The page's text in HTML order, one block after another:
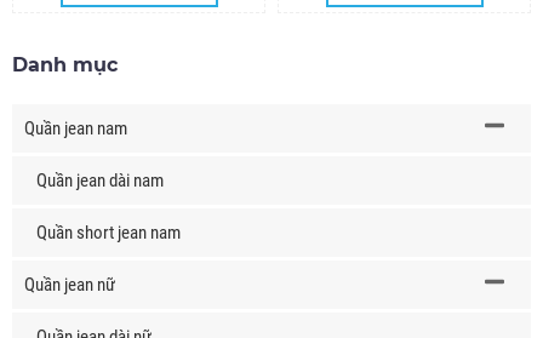
Danh mục
Quần jean nam
Quần jean dài nam
Quần short jean nam
Quần jean nữ